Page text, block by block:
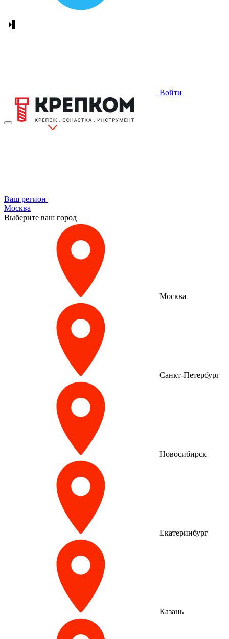
Войти
Ваш регион
Москва
Выберите ваш город
Москва
Санкт-Петербург
Новосибирск
Екатеринбург
Казань